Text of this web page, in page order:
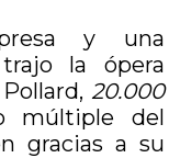
y una
la ópera
20.000
múltiple del
gracias a su